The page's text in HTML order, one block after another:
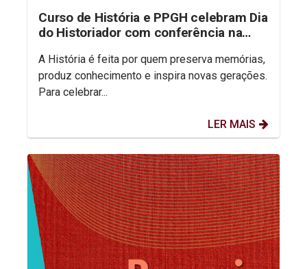
Curso de História e PPGH celebram Dia
do Historiador com conferência na
A História é feita por quem preserva memórias,
produz conhecimento e inspira novas gerações.
Para celebrar...
LER MAIS